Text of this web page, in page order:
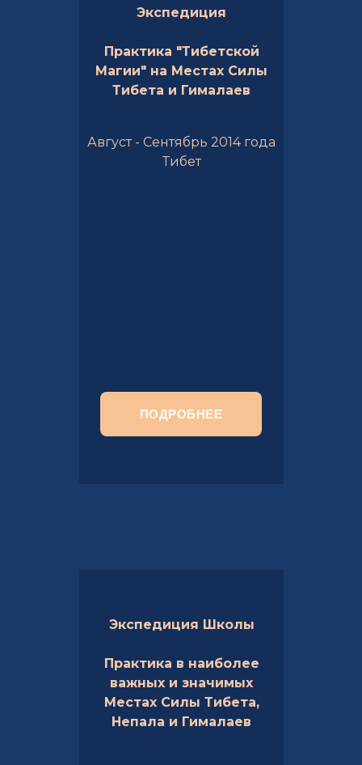
Экспедиция
Практика "Тибетской
Магии" на Местах Силы
Тибета и Гималаев
Август - Сентябрь 2014 года
Тибет
ПОДРОБНЕЕ
Экспедиция Школы
Практика в наиболее
важных и значимых
Местах Силы Тибета,
Непала и Гималаев